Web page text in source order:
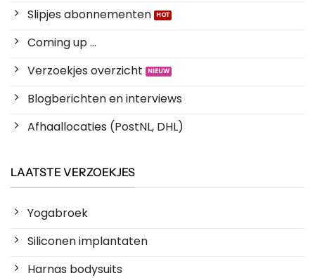
Slipjes abonnementen
Coming up ...
Verzoekjes overzicht
Blogberichten en interviews
Afhaallocaties (PostNL, DHL)
LAATSTE VERZOEKJES
Yogabroek
Siliconen implantaten
Harnas bodysuits